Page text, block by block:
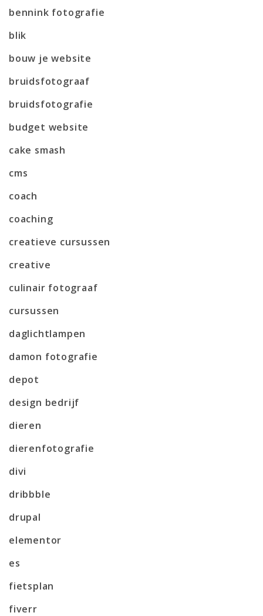
bennink fotografie
blik
bouw je website
bruidsfotograaf
bruidsfotografie
budget website
cake smash
cms
coach
coaching
creatieve cursussen
creative
culinair fotograaf
cursussen
daglichtlampen
damon fotografie
depot
design bedrijf
dieren
dierenfotografie
divi
dribbble
drupal
elementor
es
fietsplan
fiverr